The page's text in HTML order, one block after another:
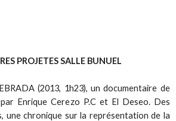
PROJETES SALLE BUNUEL
(2013, 1h23), un documentaire de
Enrique Cerezo P.C et El Deseo. Des
une chronique sur la représentation de la